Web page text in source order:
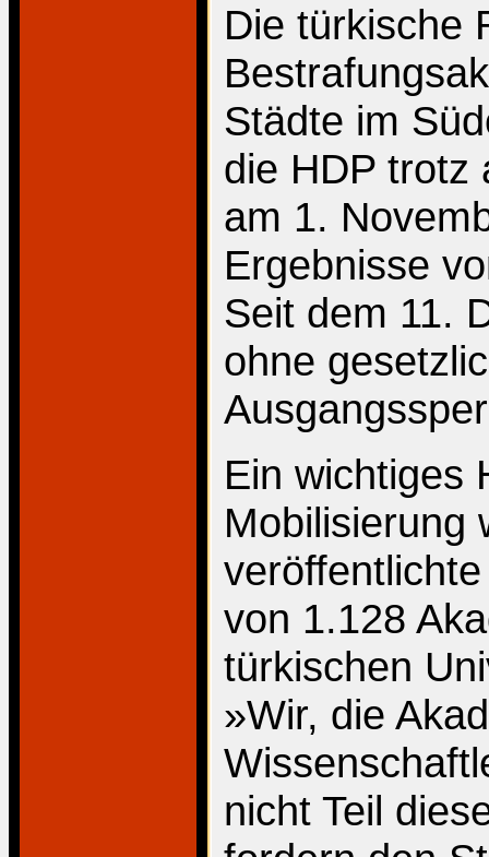
Die türkische
Städte im
die HDP trotz
am 1.
Ergebnisse
Seit dem 11.
ohne
Ein wichtiges
Mobilisierung
von 1.128
türkischen
»Wir, die
nicht Teil